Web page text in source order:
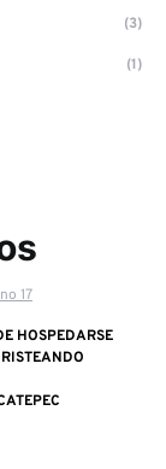
(3)
(1)
17
HOSPEDARSE